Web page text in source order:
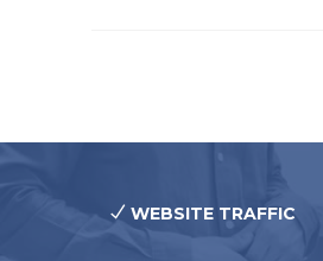
WEBSITE TRAFFIC